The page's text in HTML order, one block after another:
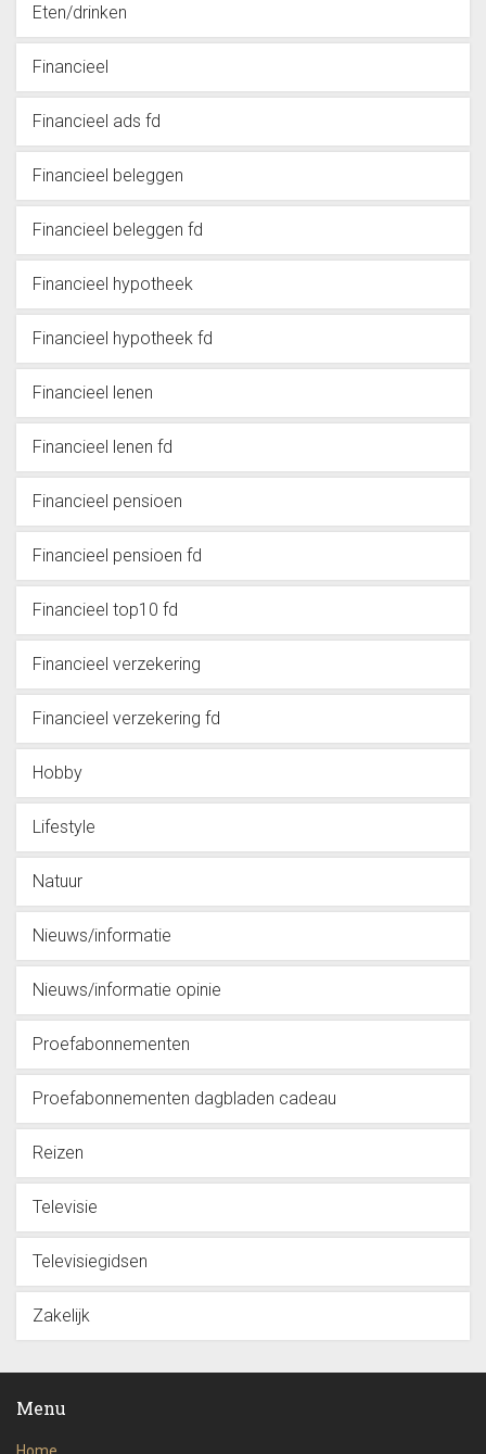
Eten/drinken
Financieel
Financieel ads fd
Financieel beleggen
Financieel beleggen fd
Financieel hypotheek
Financieel hypotheek fd
Financieel lenen
Financieel lenen fd
Financieel pensioen
Financieel pensioen fd
Financieel top10 fd
Financieel verzekering
Financieel verzekering fd
Hobby
Lifestyle
Natuur
Nieuws/informatie
Nieuws/informatie opinie
Proefabonnementen
Proefabonnementen dagbladen cadeau
Reizen
Televisie
Televisiegidsen
Zakelijk
Menu